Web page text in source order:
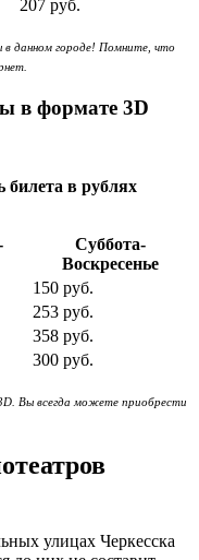
207 руб.
в данном городе! Помните, что
в формате 3D
билета в рублях
Суббота-
Воскресенье
150 руб.
253 руб.
358 руб.
300 руб.
Вы всегда можете приобрести
улицах Черкесска